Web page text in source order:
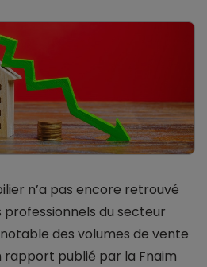
n’a pas encore retrouvé
du secteur
des volumes de vente
rapport publié par la Fnaim